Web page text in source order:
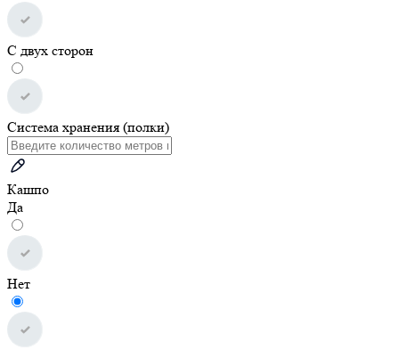
С двух сторон
Система хранения (полки)
Кашпо
Да
Нет